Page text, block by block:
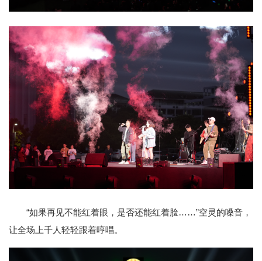
“如果再见不能红着眼，是否还能红着脸……”空灵的嗓音，
让全场上千人轻轻跟着哼唱。